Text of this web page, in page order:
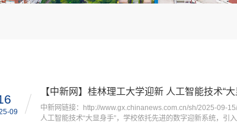
09
【中新网】桂林理工大学迎新 人工智能技术“大
中新网链接：http://www.gx.chinanews.com.cn/sh/2025-09-
人工智能技术“大显身手”，学校依托先进的数字迎新系统，引